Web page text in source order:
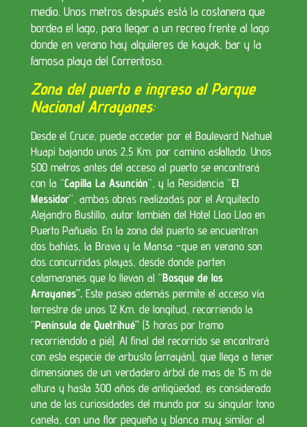
medio. Unos metros después está la costanera que
bordea el lago, para llegar a un recreo frente al lago
donde en verano hay alquileres de kayak, bar y la
famosa playa del Correntoso.
Zona del puerto e ingreso al Parque
Nacional Arrayanes:
Desde el Cruce, puede acceder por el Boulevard Nahuel
Huapi bajando unos 2,5 Km. por camino asfaltado. Unos
500 metros antes del acceso al puerto se encontrará
con la “Capilla La Asunción”, y la Residencia “El
Messidor”, ambas obras realizadas por el Arquitecto
Alejandro Bustillo, autor también del Hotel Llao Llao en
Puerto Pañuelo. En la zona del puerto se encuentran
dos bahías, la Brava y la Mansa –que en verano son
dos concurridas playas, desde donde parten
catamaranes que lo llevan al “Bosque de los
Arrayanes”. Este paseo además permite el acceso vía
terrestre de unos 12 Km. de longitud, recorriendo la
“Península de Quetrihué” (3 horas por tramo
recorriéndolo a pié). Al final del recorrido se encontrará
con esta especie de arbusto (arrayán), que llega a tener
dimensiones de un verdadero árbol de mas de 15 m de
altura y hasta 300 años de antigüedad, es considerado
una de las curiosidades del mundo por su singular tono
canela, con una flor pequeña y blanca muy similar al